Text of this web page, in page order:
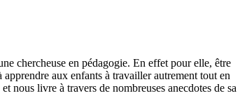
chercheuse en pédagogie. En effet pour elle, être
aux enfants à travailler autrement tout en
nous livre à travers de nombreuses anecdotes de sa